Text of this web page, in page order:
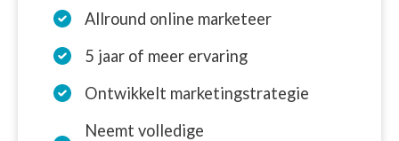
Allround online marketeer
5 jaar of meer ervaring
Ontwikkelt marketingstrategie
Neemt volledige